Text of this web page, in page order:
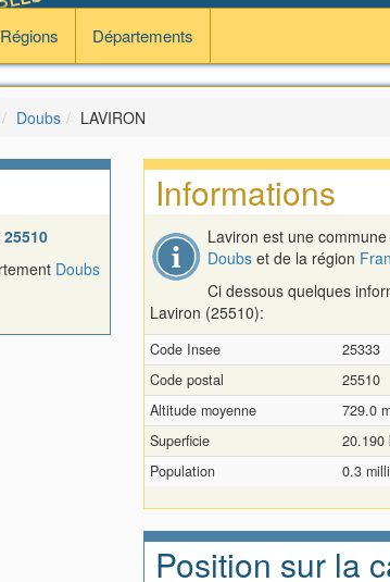
Régions Départements
Doubs LAVIRON
25510
Doubs
Informations
Laviron est une
Doubs et de la région
Ci dessous quelques
Laviron (25510):
Code Insee
25333
Code postal
25510
Altitude moyenne
729.0
Superficie
20.190
Population
0.3
Position sur la